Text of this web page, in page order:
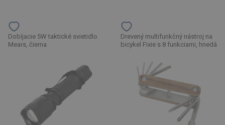
Dobíjacie 5W taktické svietidlo
Mears, čierna
Drevený multifunkčný nástroj na
bicykel Fixie s 8 funkciami, hnedá